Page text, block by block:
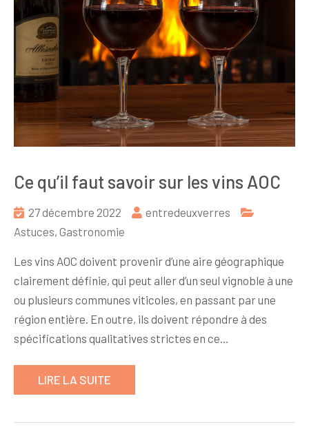
Ce qu’il faut savoir sur les vins AOC
27 décembre 2022
entredeuxverres
Astuces, Gastronomie
Les vins AOC doivent provenir d’une aire géographique
clairement définie, qui peut aller d’un seul vignoble à une
ou plusieurs communes viticoles, en passant par une
région entière. En outre, ils doivent répondre à des
spécifications qualitatives strictes en ce…
LIRE LA SUITE